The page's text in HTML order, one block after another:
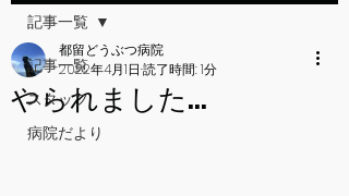
記事一覧
スタッフ
病院だより
記事一覧
やられました…
都留どうぶつ病院
2022年4月1日 読了時間: 1分